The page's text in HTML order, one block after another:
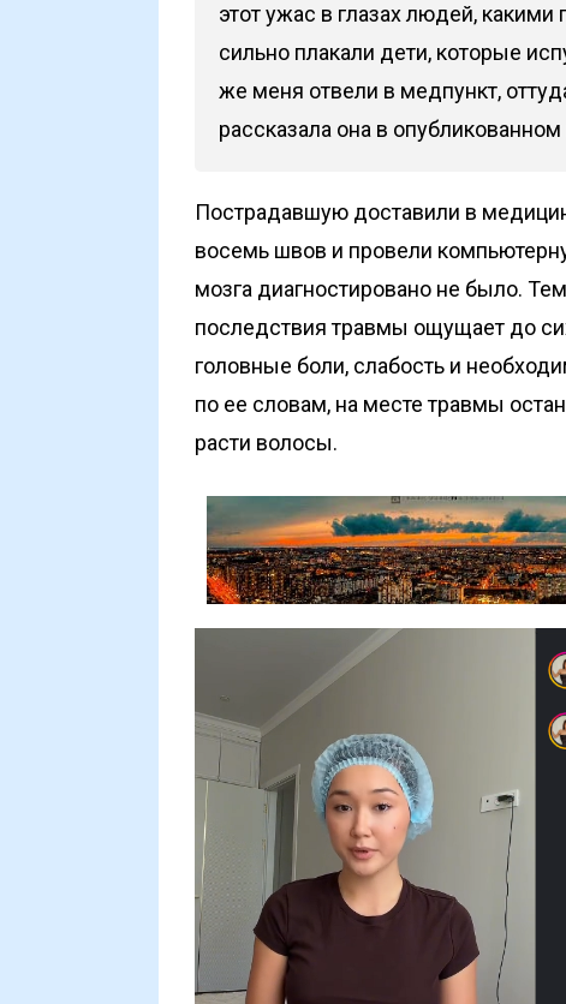
этот ужас в глазах людей,
сильно плакали дети, которые
же меня отвели в медпункт,
рассказала она в
Пострадавшую доставили в
восемь швов и провели
мозга диагностировано не было.
последствия травмы ощущает до
головные боли, слабость и
по ее словам, на месте травмы
расти волосы.